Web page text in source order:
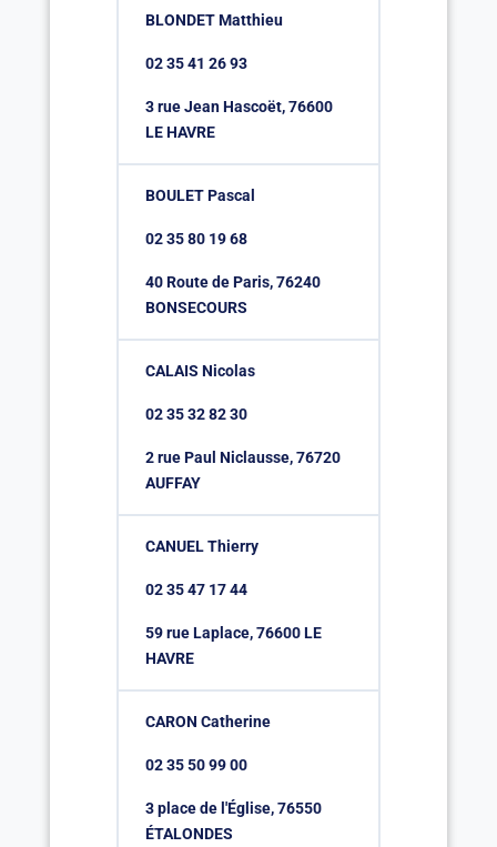
BLONDET Matthieu
02 35 41 26 93
3 rue Jean Hascoët, 76600
LE HAVRE
BOULET Pascal
02 35 80 19 68
40 Route de Paris, 76240
BONSECOURS
CALAIS Nicolas
02 35 32 82 30
2 rue Paul Niclausse, 76720
AUFFAY
CANUEL Thierry
02 35 47 17 44
59 rue Laplace, 76600 LE
HAVRE
CARON Catherine
02 35 50 99 00
3 place de l'Église, 76550
ÉTALONDES